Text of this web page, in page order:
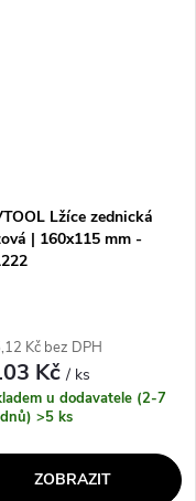
Lžíce zednická
| 160x115 mm -
Kč bez DPH
Kč/ ks
u dodavatele (2-7
>5 ks
ZOBRAZIT